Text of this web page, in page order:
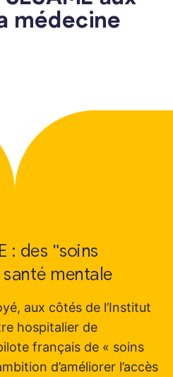
médecine
: des "soins
mentale
aux côtés de l’Institut
hospitalier de
français de « soins
d’améliorer l’accès